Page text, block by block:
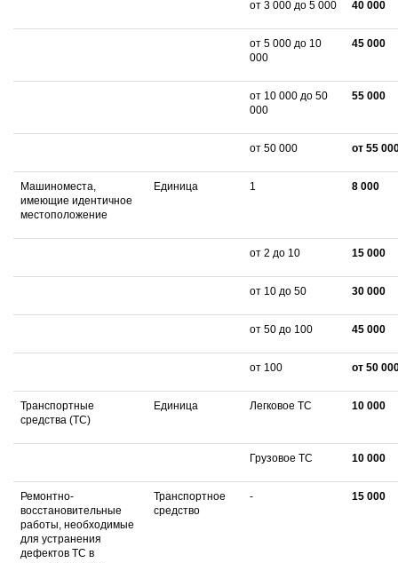
от 3 000 до 5 000 40 000
от 5 000 до 10
000
45 000
от 10 000 до 50
000
55 000
от 50 000 от 55
Машиноместа,
имеющие идентичное
местоположение
Единица 1 8 000
от 2 до 10 15 000
от 10 до 50 30 000
от 50 до 100 45 000
от 100 от 50
Транспортные
средства (ТС)
Единица Легковое ТС 10 000
Грузовое ТС 10 000
Ремонтно-
восстановительные
работы, необходимые
для устранения
дефектов ТС в
Транспортное
средство
- 15 000